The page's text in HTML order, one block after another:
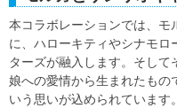
本コラボレーションでは、モ
に、ハローキティやシナモロ
ターズが融入します。そして
娘への愛情から生まれたもの
いう思いが込められています。